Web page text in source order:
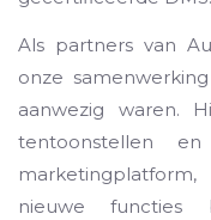
Als partners van
onze
aanwezig waren.
tentoonstellen
nieuwe functies